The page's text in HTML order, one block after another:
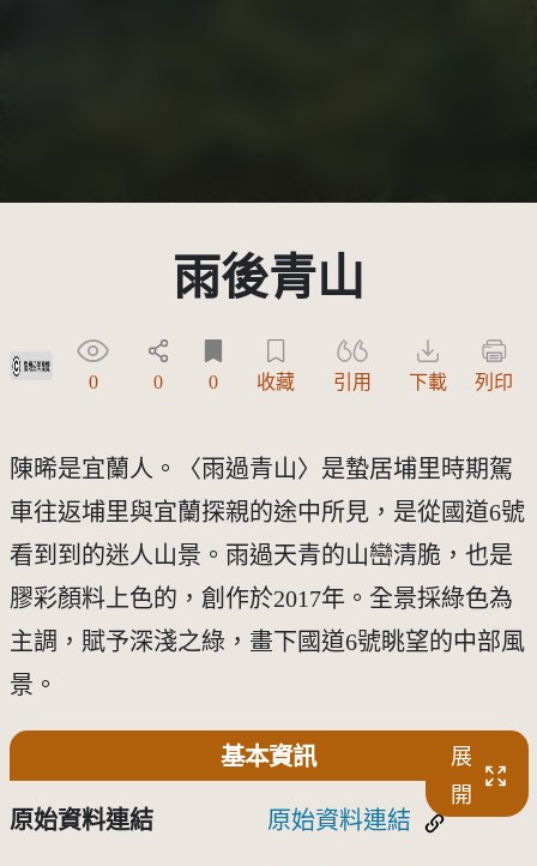
雨後青山
受著作權法保護-僅限於本平台有限度公開瀏覽
0 0 0 收藏 引用 下載 列印
陳晞是宜蘭人。〈雨過青山〉是蟄居埔里時期駕
車往返埔里與宜蘭探親的途中所見，是從國道6號
看到到的迷人山景。雨過天青的山巒清脆，也是
膠彩顏料上色的，創作於2017年。全景採綠色為
主調，賦予深淺之綠，畫下國道6號眺望的中部風
景。
基本資訊
展
開
原始資料連結 原始資料連結